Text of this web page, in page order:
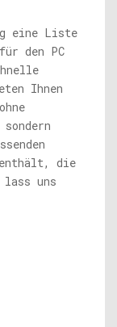
eine Liste
den PC
Ihnen
die
uns